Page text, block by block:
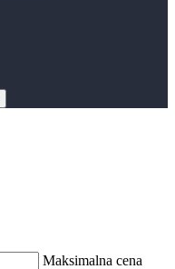
Maksimalna cena